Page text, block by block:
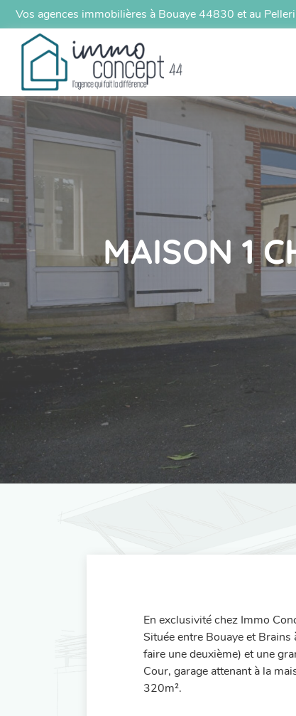
Vos agences immobilières à Bouaye 44830 et au
MAISON 1
En exclusivité chez Immo
Située entre Bouaye et
faire une deuxième) et une
Cour, garage attenant à la
320m².